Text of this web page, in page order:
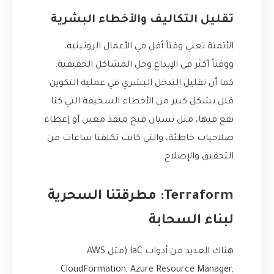
تقليل التكاليف والأخطاء البشرية
الأتمتة تعني وقتاً أقل في الأعمال الروتينية،
ووقتاً أكثر في الإبداع وحل المشاكل الحقيقية.
كما أن تقليل التدخل البشري في عملية التكوين
قلل بشكل كبير من الأخطاء السخيفة التي كنا
نقع فيها، مثل نسيان فتح منفذ معين أو إعطاء
صلاحيات خاطئة، والتي كانت تكلفنا ساعات من
التحقيق والإصلاح.
Terraform: مطرقتنا السحرية
لبناء السحابة
هناك العديد من أدوات IaC (مثل AWS
CloudFormation, Azure Resource Manager,